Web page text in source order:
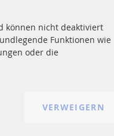
uns
können nicht deaktiviert
Funktionen wie
oder die
VERWEIGERN